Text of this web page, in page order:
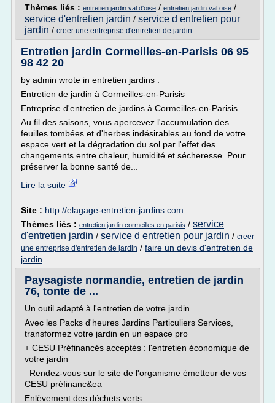
Thèmes liés : entretien jardin val d'oise / entretien jardin val oise /
service d'entretien jardin / service d entretien pour
jardin / creer une entreprise d'entretien de jardin
Entretien jardin Cormeilles-en-Parisis 06 95
98 42 20
by admin wrote in entretien jardins .
Entretien de jardin à Cormeilles-en-Parisis
Entreprise d'entretien de jardins à Cormeilles-en-Parisis
Au fil des saisons, vous apercevez l'accumulation des
feuilles tombées et d'herbes indésirables au fond de votre
espace vert et la dégradation du sol par l'effet des
changements entre chaleur, humidité et sécheresse. Pour
préserver la bonne santé de...
Lire la suite
Site : http://elagage-entretien-jardins.com
Thèmes liés : entretien jardin cormeilles en parisis / service
d'entretien jardin / service d entretien pour jardin / creer
une entreprise d'entretien de jardin / faire un devis d'entretien de
jardin
Paysagiste normandie, entretien de jardin
76, tonte de ...
Un outil adapté à l'entretien de votre jardin
Avec les Packs d'heures Jardins Particuliers Services,
transformez votre jardin en un espace pro
+ CESU Préfinancés acceptés : l'entretien économique de
votre jardin
Rendez-vous sur le site de l'organisme émetteur de vos
CESU préfinanc&ea
Enlèvement des déchets verts